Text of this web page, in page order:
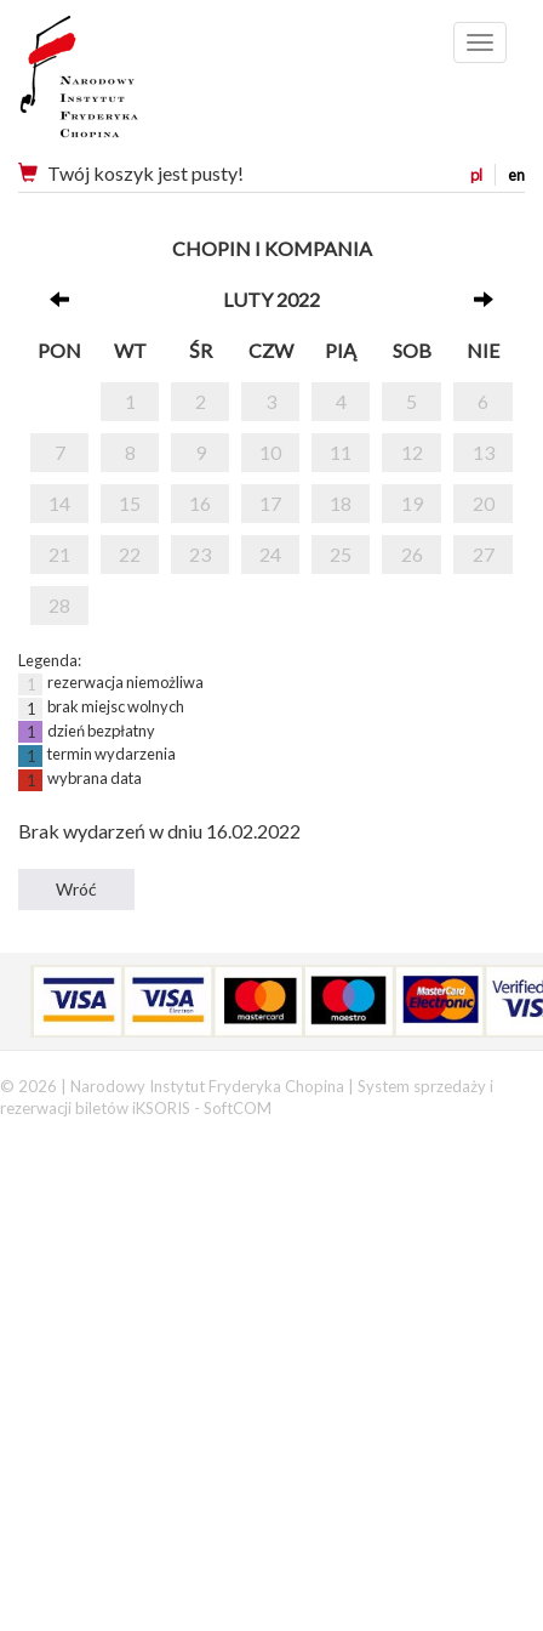
Menu
pl en
Twój koszyk jest pusty!
CHOPIN I KOMPANIA
LUTY 2022
PON WT ŚR CZW PIĄ SOB NIE
1 2 3 4 5 6
7 8 9 10 11 12 13
14 15 16 17 18 19 20
21 22 23 24 25 26 27
28
Legenda:
1
rezerwacja niemożliwa
1
brak miejsc wolnych
1
dzień bezpłatny
1
termin wydarzenia
1
wybrana data
Brak wydarzeń w dniu 16.02.2022
© 2026 | Narodowy Instytut Fryderyka Chopina | System sprzedaży i
rezerwacji biletów iKSORIS - SoftCOM